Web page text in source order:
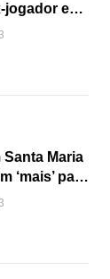
jogador e
formação
Maria
‘mais’ para